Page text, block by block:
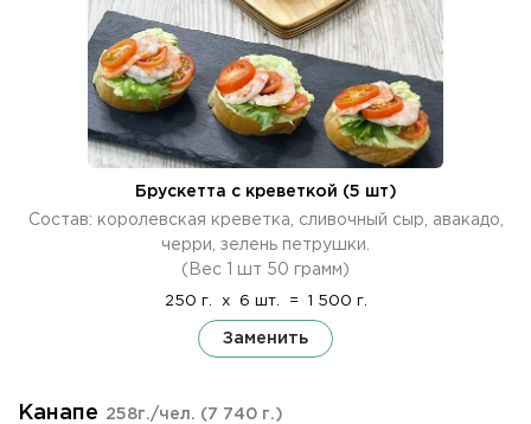
Брускетта с креветкой (5 шт)
Состав: королевская креветка, сливочный сыр, авакадо,
черри, зелень петрушки.
(Вес 1 шт 50 грамм)
250 г. x 6 шт. = 1 500 г.
Заменить
Канапе 258г./чел. (7 740 г.)